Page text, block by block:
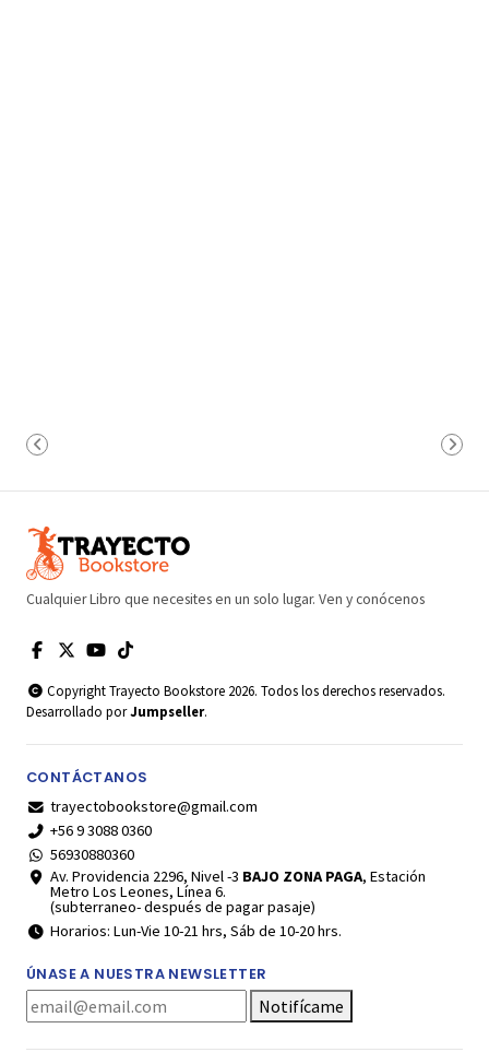
Cualquier Libro que necesites en un solo lugar. Ven y conócenos
Copyright Trayecto Bookstore 2026. Todos los derechos reservados.
Desarrollado porJumpseller.
CONTÁCTANOS
trayectobookstore@gmail.com
+56 9 3088 0360
56930880360
Av. Providencia 2296, Nivel -3 BAJO ZONA PAGA, Estación
Metro Los Leones, Línea 6.
(subterraneo- después de pagar pasaje)
Horarios: Lun-Vie 10-21 hrs, Sáb de 10-20 hrs.
ÚNASE A NUESTRA NEWSLETTER
Notifícame